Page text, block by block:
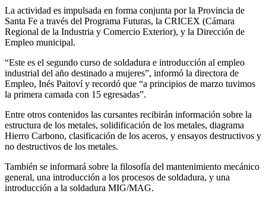
La actividad es impulsada en forma conjunta por la Provincia de
Santa Fe a través del Programa Futuras, la CRICEX (Cámara
Regional de la Industria y Comercio Exterior), y la Dirección de
Empleo municipal.
“Este es el segundo curso de soldadura e introducción al empleo
industrial del año destinado a mujeres”, informó la directora de
Empleo, Inés Paitoví y recordó que “a principios de marzo tuvimos
la primera camada con 15 egresadas”.
Entre otros contenidos las cursantes recibirán información sobre la
estructura de los metales, solidificación de los metales, diagrama
Hierro Carbono, clasificación de los aceros, y ensayos destructivos y
no destructivos de los metales.
También se informará sobre la filosofía del mantenimiento mecánico
general, una introducción a los procesos de soldadura, y una
introducción a la soldadura MIG/MAG.